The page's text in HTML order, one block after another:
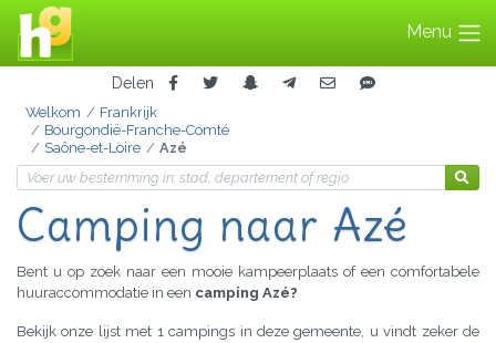
Menu
Delen
Welkom
Frankrijk
Bourgondië-Franche-Comté
Saône-et-Loire
Azé
Camping naar Azé
Bent u op zoek naar een mooie kampeerplaats of een comfortabele
huuraccommodatie in een camping Azé?
Bekijk onze lijst met 1 campings in deze gemeente, u vindt zeker de